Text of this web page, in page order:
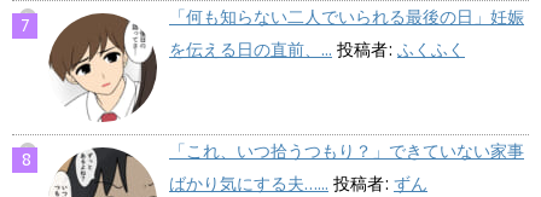
「何も知らない二人でいられる最後の日」妊娠
を伝える日の直前、... 投稿者: ふくふく
「これ、いつ拾うつもり？」できていない家事
ばかり気にする夫…... 投稿者: ずん